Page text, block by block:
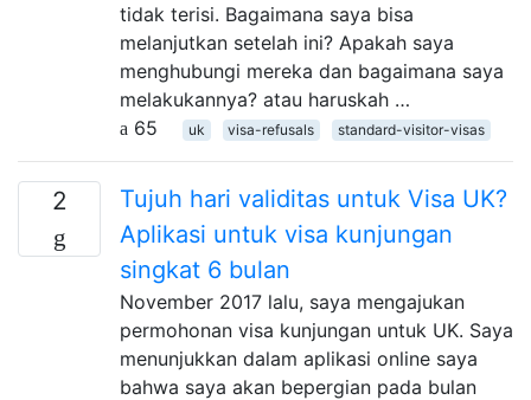
tidak terisi. Bagaimana saya bisa
melanjutkan setelah ini? Apakah saya
menghubungi mereka dan bagaimana saya
melakukannya? atau haruskah …
65
uk visa-refusals standard-visitor-visas
2
Tujuh hari validitas untuk Visa UK?
Aplikasi untuk visa kunjungan
singkat 6 bulan
November 2017 lalu, saya mengajukan
permohonan visa kunjungan untuk UK. Saya
menunjukkan dalam aplikasi online saya
bahwa saya akan bepergian pada bulan